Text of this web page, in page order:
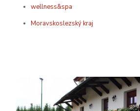
wellness&spa
Moravskoslezský kraj